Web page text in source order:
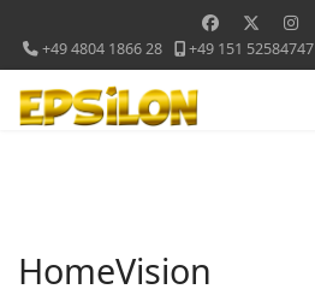
+49 4804 1866 28 +49 151 52584747
HomeVision